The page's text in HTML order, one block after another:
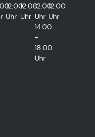
12:00
Uhr
12:00
Uhr
12:00
Uhr
14:00
-
18:00
Uhr
12:00
Uhr